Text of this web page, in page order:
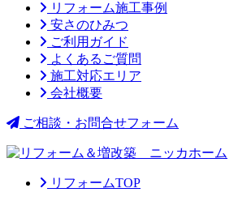
リフォーム施工事例
安さのひみつ
ご利用ガイド
よくあるご質問
施工対応エリア
会社概要
ご相談・お問合せフォーム
リフォームTOP